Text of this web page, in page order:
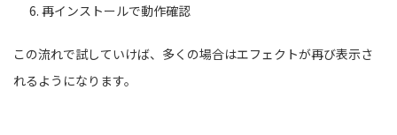
再インストールで動作確認
この流れで試していけば、多くの場合はエフェクトが再び表示さ
れるようになります。